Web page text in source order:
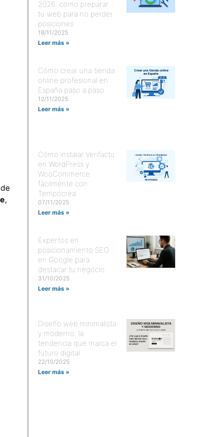
,
2026: cómo preparar
tu web para no perder
posiciones
18/11/2025
Leer más »
Cómo crear una tienda
online profesional en
España paso a paso
12/11/2025
Leer más »
Cómo instalar Verifactu
en WordPress y
WooCommerce
fácilmente con
Tempocrea
07/11/2025
Leer más »
Expertos en
posicionamiento SEO
en Google para
destacar tu negocio
31/10/2025
Leer más »
Diseño web minimalista
y moderno: la
tendencia que marca el
futuro digital
22/10/2025
Leer más »